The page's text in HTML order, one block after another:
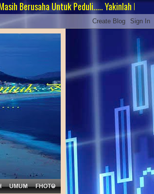
Untuk Peduli..... Yakinlah Masih Ada
UMUM FHOTO